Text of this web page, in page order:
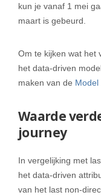
kun je vanaf 1 mei
maart is gebeurd.
Om te kijken wat het
het data-driven
maken van de Model
Waarde
journey
In vergelijking met
het data-driven
van het last non-